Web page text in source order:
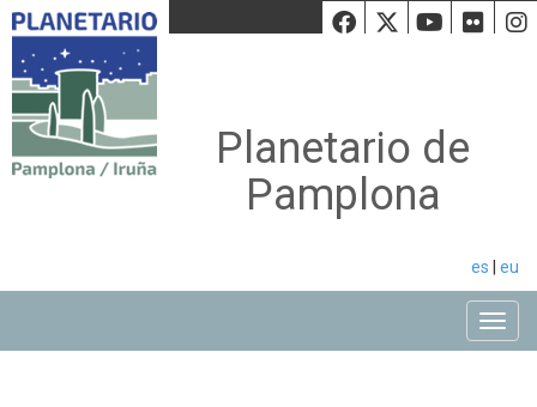
Facebook
Twiiter
Planetario de
Pamplona
es eu